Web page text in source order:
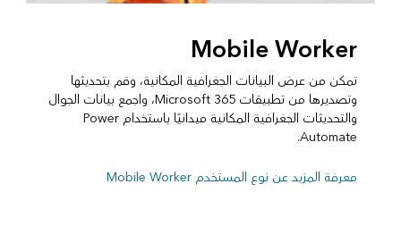
Mobile Worker
تمكن من عرض البيانات الجغرافية المكانية، وقم بتحديثها
وتصديرها من تطبيقات Microsoft 365، واجمع بيانات الجوال
والتحديثات الجغرافية المكانية ميدانيًا باستخدام Power
Automate.
معرفة المزيد عن نوع المستخدم Mobile Worker